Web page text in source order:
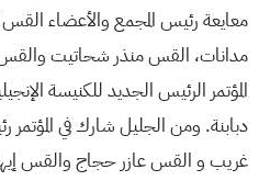
معايعة رئيس المجمع والأعضاء
مدانات، القس منذر شحاتيت والقس
المؤتمر الرئيس الجديد للكنيسة
دبابنة. ومن الجليل شارك في
غريب و القس عازر حجاج والقس